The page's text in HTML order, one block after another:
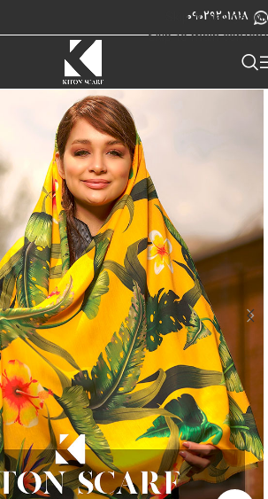
Skip to navigation
Skip to main content
09029201818